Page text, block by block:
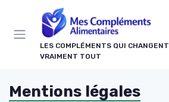
LES COMPLÉMENTS QUI CHANGENT
VRAIMENT TOUT
Mentions légales
Panneau de gestion des cookies